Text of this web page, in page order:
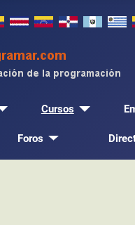
Cursos
Foros